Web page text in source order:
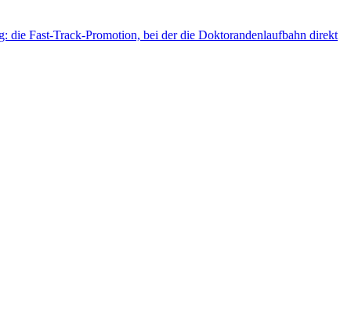
die Fast-Track-Promotion, bei der die Doktorandenlaufbahn direkt